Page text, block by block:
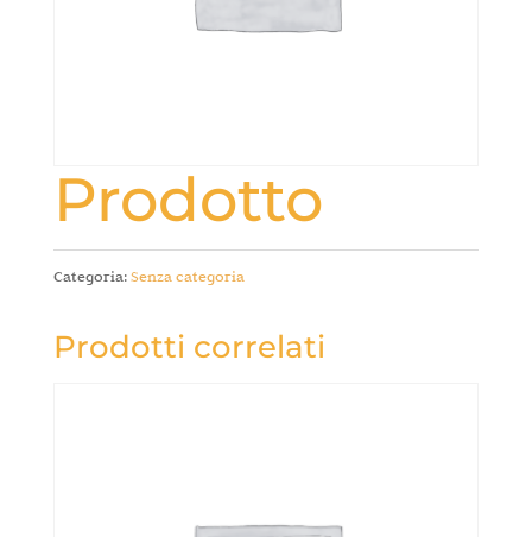
Prodotto
Categoria:Senza categoria
Prodotti correlati